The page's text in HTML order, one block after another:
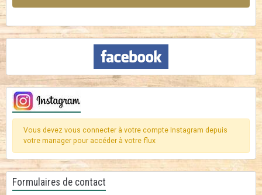
Vous devez vous connecter à votre compte Instagram depuis
votre manager pour accéder à votre flux
Formulaires de contact